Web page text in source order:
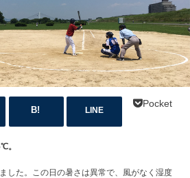
LINE
Pocket
。
した。この日の暑さは異常で、風がなく湿度